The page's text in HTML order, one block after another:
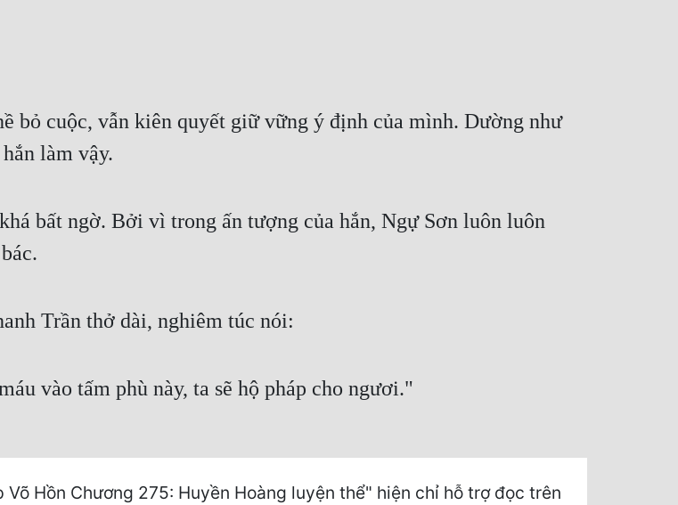
bỏ cuộc, vẫn kiên quyết giữ vững ý định của mình. Dường như
làm vậy.
bất ngờ. Bởi vì trong ấn tượng của hắn, Ngự Sơn luôn luôn
Trần thở dài, nghiêm túc nói:
vào tấm phù này, ta sẽ hộ pháp cho ngươi."
Hồn Chương 275: Huyền Hoàng luyện thể" hiện chỉ hỗ trợ đọc trên